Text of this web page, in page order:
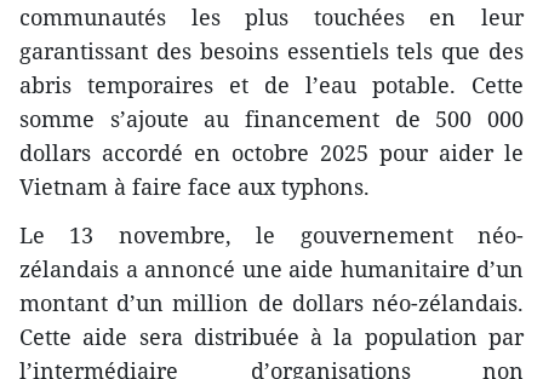
communautés les plus touchées en leur
garantissant des besoins essentiels tels que des
abris temporaires et de l’eau potable. Cette
somme s’ajoute au financement de 500 000
dollars accordé en octobre 2025 pour aider le
Vietnam à faire face aux typhons.
Le 13 novembre, le gouvernement néo-
zélandais a annoncé une aide humanitaire d’un
montant d’un million de dollars néo-zélandais.
Cette aide sera distribuée à la population par
l’intermédiaire d’organisations non